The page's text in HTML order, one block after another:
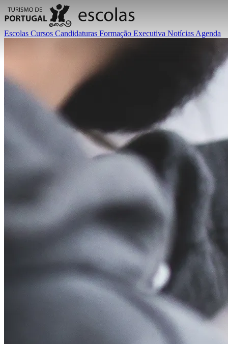
Escolas Cursos Candidaturas Formação Executiva Notícias Agenda